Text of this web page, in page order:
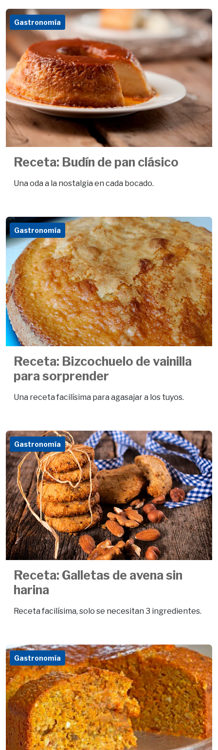
Gastronomía
Receta: Budín de pan clásico
Una oda a la nostalgia en cada bocado.
Gastronomía
Receta: Bizcochuelo de vainilla
para sorprender
Una receta facilísima para agasajar a los tuyos.
Gastronomía
Receta: Galletas de avena sin
harina
Receta facilísima, solo se necesitan 3 ingredientes.
Gastronomía